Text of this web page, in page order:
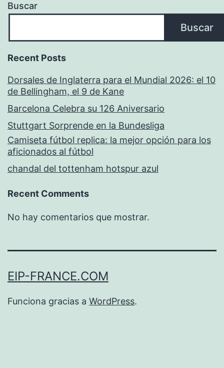
Buscar
Buscar
Recent Posts
Dorsales de Inglaterra para el Mundial 2026: el 10
de Bellingham, el 9 de Kane
Barcelona Celebra su 126 Aniversario
Stuttgart Sorprende en la Bundesliga
Camiseta fútbol replica: la mejor opción para los
aficionados al fútbol
chandal del tottenham hotspur azul
Recent Comments
No hay comentarios que mostrar.
EIP-FRANCE.COM
Funciona gracias a WordPress.